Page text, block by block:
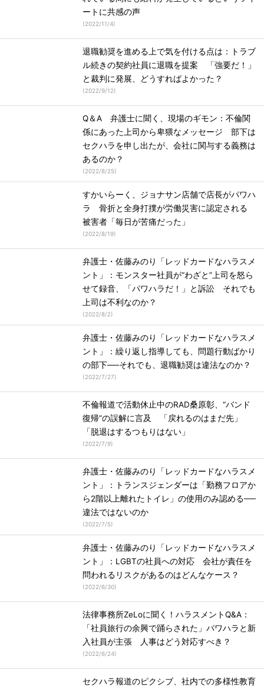
ートに共感の声
(2022/11/4)
退職勧奨を進める上で気を付ける点は：トラブ
ル続きの契約社員に退職を提案 「強要だ！」
と裁判に発展、どうすればよかった？
(2022/9/12)
Q＆A 弁護士に聞く、現場のギモン：不倫関
係にあった上司から卑猥なメッセージ 部下は
セクハラを申し出たが、会社に関与する義務は
あるのか？
(2022/8/25)
すかいらーく、ジョナサン店舗で店長がパワハ
ラ 骨折と全身打撲が労働災害に認定される
被害者「毎日が苦痛だった」
(2022/8/19)
弁護士・佐藤みのり「レッドカードなハラスメ
ント」：モンスター社員が“わざと”上司を怒ら
せて録音、「パワハラだ！」と訴訟 それでも
上司は不利なのか？
(2022/8/2)
弁護士・佐藤みのり「レッドカードなハラスメ
ント」：繰り返し指導しても、問題行動ばかり
の部下──それでも、退職勧奨は違法なのか？
(2022/7/27)
不倫報道で活動休止中のRAD桑原彰、“バンド
復帰”の誤解に言及 「戻れるのはまだ先」
「脱退はするつもりはない」
(2022/7/9)
弁護士・佐藤みのり「レッドカードなハラスメ
ント」：トランスジェンダーは「勤務フロアか
ら2階以上離れたトイレ」の使用のみ認める──
違法ではないのか
(2022/7/5)
弁護士・佐藤みのり「レッドカードなハラスメ
ント」：LGBTの社員への対応 会社が責任を
問われるリスクがあるのはどんなケース？
(2022/6/30)
法律事務所ZeLoに聞く！ハラスメントQ&A：
「社員旅行の余興で踊らされた」パワハラと新
入社員が主張 人事はどう対応すべき？
(2022/6/24)
セクハラ報道のピクシブ、社内での多様性教育